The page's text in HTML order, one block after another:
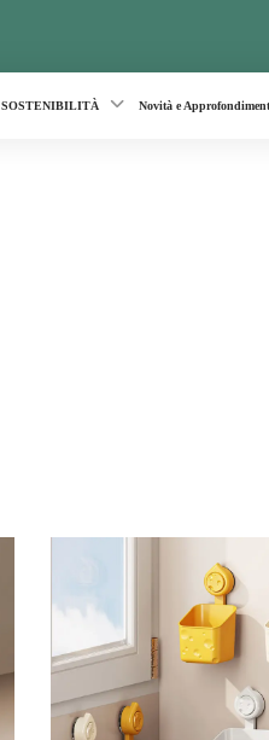
SOSTENIBILITÀ Novità e